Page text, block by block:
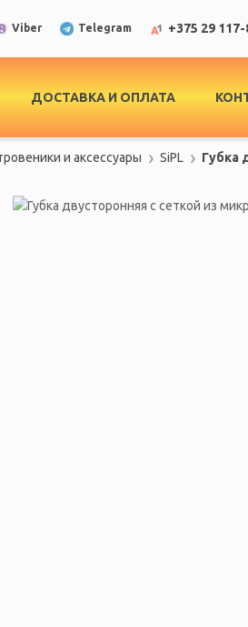
Viber Telegram +375 29
ДОСТАВКА И ОПЛАТА
и аксессуары SiPL Губка